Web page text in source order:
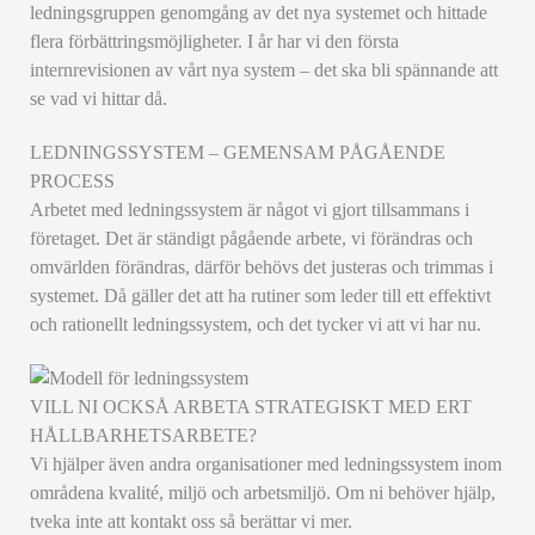
ledningsgruppen genomgång av det nya systemet och hittade
flera förbättringsmöjligheter. I år har vi den första
internrevisionen av vårt nya system – det ska bli spännande att
se vad vi hittar då.
LEDNINGSSYSTEM – GEMENSAM PÅGÅENDE
PROCESS
Arbetet med ledningssystem är något vi gjort tillsammans i
företaget. Det är ständigt pågående arbete, vi förändras och
omvärlden förändras, därför behövs det justeras och trimmas i
systemet. Då gäller det att ha rutiner som leder till ett effektivt
och rationellt ledningssystem, och det tycker vi att vi har nu.
VILL NI OCKSÅ ARBETA STRATEGISKT MED ERT
HÅLLBARHETSARBETE?
Vi hjälper även andra organisationer med ledningssystem inom
områdena kvalité, miljö och arbetsmiljö. Om ni behöver hjälp,
tveka inte att kontakt oss så berättar vi mer.